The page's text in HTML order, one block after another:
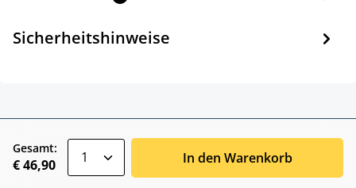
Sicherheitshinweise
Gesamt:
€ 46,90 In den Warenkorb